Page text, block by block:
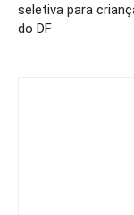
seletiva para
do DF